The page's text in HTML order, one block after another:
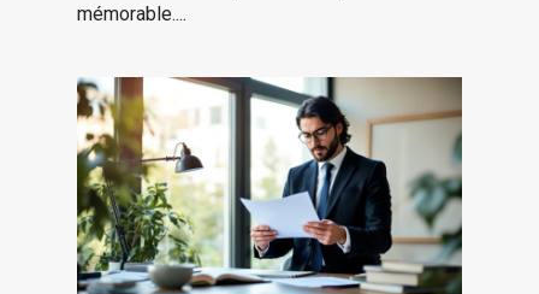
mémorable....